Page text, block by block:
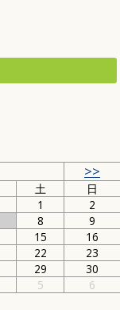
>>
土
日
1
2
8
9
15
16
22
23
29
30
5 6